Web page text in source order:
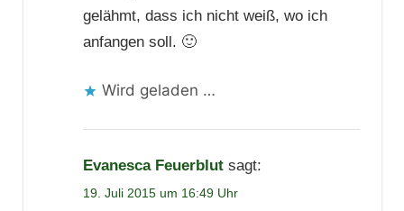
gelähmt, dass ich nicht weiß, wo ich
anfangen soll. 🙂
Wird geladen …
Evanesca Feuerblut sagt:
19. Juli 2015 um 16:49 Uhr